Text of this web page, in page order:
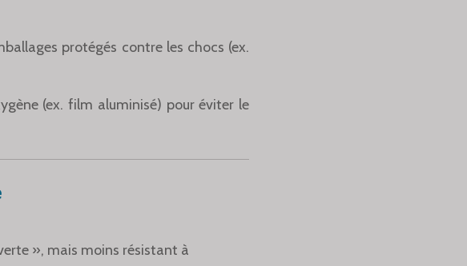
protégés contre les chocs (ex.
(ex. film aluminisé) pour éviter le
», mais moins résistant à